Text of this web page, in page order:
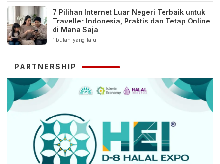
7 Pilihan Internet Luar Negeri Terbaik untuk
Traveller Indonesia, Praktis dan Tetap Online
di Mana Saja
1 bulan yang lalu
PARTNERSHIP